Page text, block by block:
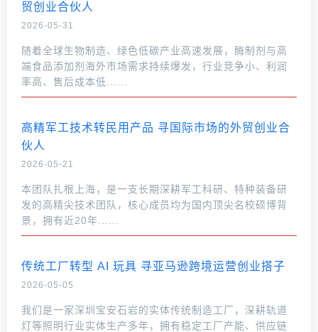
贸创业合伙人
2026-05-31
随着全球生物制造、绿色低碳产业高速发展，酶制剂与高
端食品添加剂海外市场需求持续爆发，行业竞争小、利润
率高、售后成本低......
高精军工技术转民用产品 寻国际市场的外贸创业合
伙人
2026-05-21
本团队扎根上海，是一支长期深耕军工科研、特种装备研
发的高精尖技术团队，核心成员均为国内顶尖名校硕博背
景，拥有近20年......
传统工厂转型 AI 玩具 寻亚马逊跨境运营创业搭子
2026-05-05
我们是一家深圳宝安石岩的实体传统制造工厂，深耕轨道
灯等照明行业实体生产多年，拥有稳定工厂产能、供应链